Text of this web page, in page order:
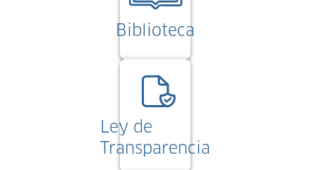
Biblioteca
Ley de
Transparencia